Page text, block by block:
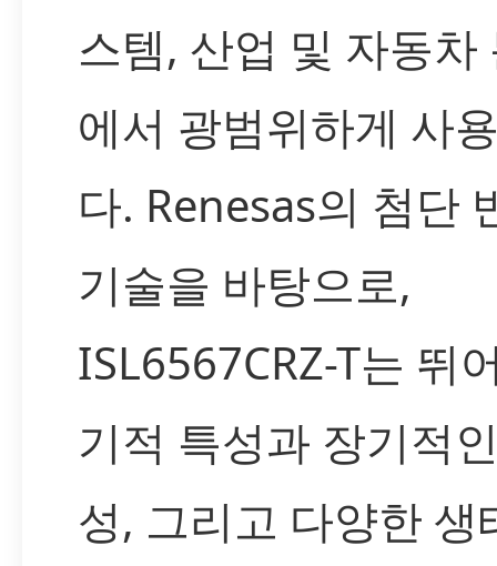
스템, 산업 및 자동차
에서 광범위하게 사
다. Renesas의 첨단
기술을 바탕으로,
ISL6567CRZ-T는 뛰
기적 특성과 장기적
성, 그리고 다양한 생